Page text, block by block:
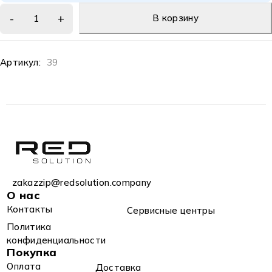
В корзину
Артикул: 39
zakazzip@redsolution.company
О нас
Контакты
Сервисные центры
Политика
конфиденциальности
Покупка
Оплата Доставка